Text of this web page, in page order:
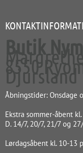
Butik
8550
Djursland
Åbningstider: Onsdage
Ekstra sommer-åbent
D. 14/7, 20/7, 21/7 og
Lørdagsåbent kl. 10-13